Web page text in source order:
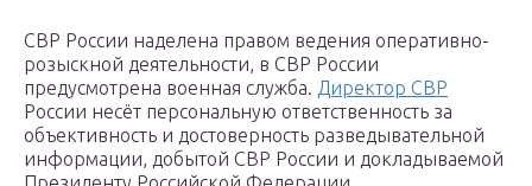
СВР России наделена правом ведения оперативно-
розыскной деятельности, в СВР России
предусмотрена военная служба. Директор СВР
России несёт персональную ответственность за
объективность и достоверность разведывательной
информации, добытой СВР России и докладываемой